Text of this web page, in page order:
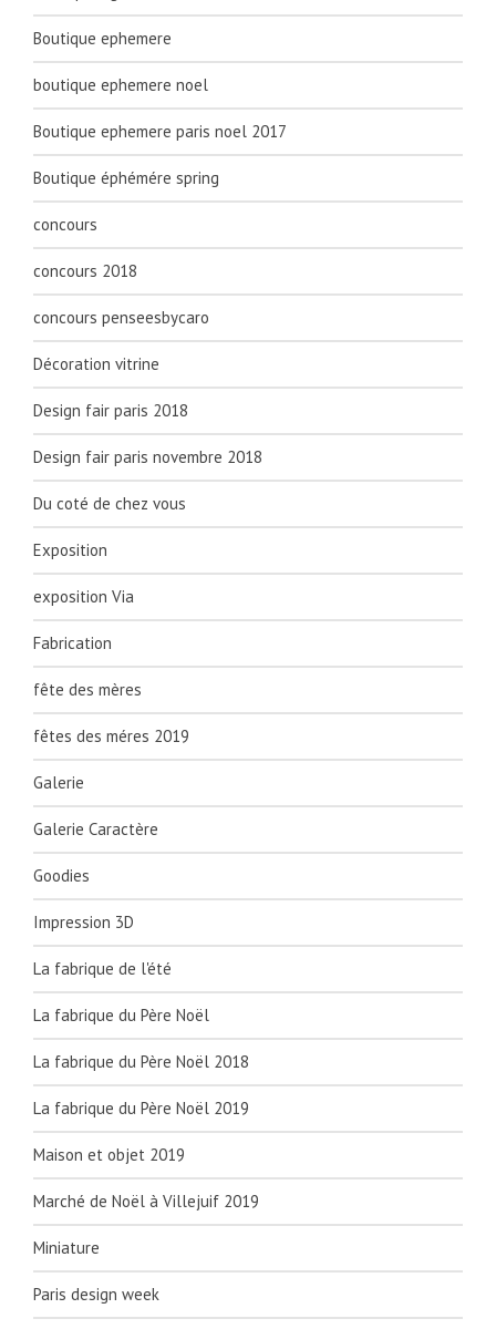
Boutique ephemere
boutique ephemere noel
Boutique ephemere paris noel 2017
Boutique éphémére spring
concours
concours 2018
concours penseesbycaro
Décoration vitrine
Design fair paris 2018
Design fair paris novembre 2018
Du coté de chez vous
Exposition
exposition Via
Fabrication
fête des mères
fêtes des méres 2019
Galerie
Galerie Caractère
Goodies
Impression 3D
La fabrique de l'été
La fabrique du Père Noël
La fabrique du Père Noël 2018
La fabrique du Père Noël 2019
Maison et objet 2019
Marché de Noël à Villejuif 2019
Miniature
Paris design week